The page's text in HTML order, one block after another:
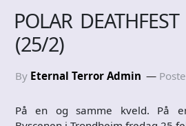
POLAR
(25/2)
By Eternal Terror Admin
På en og samme kveld. På